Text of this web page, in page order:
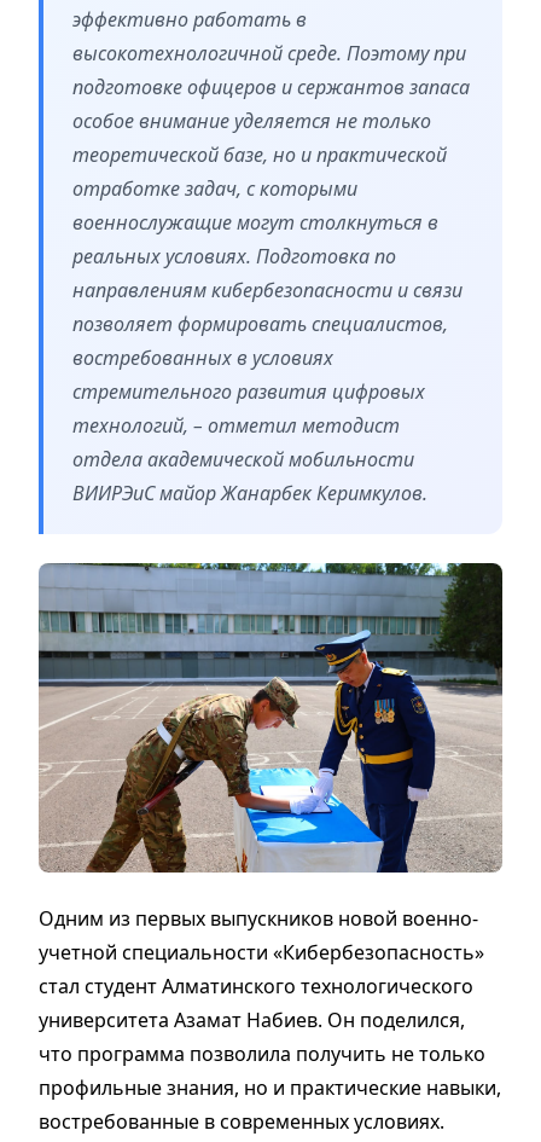
эффективно работать в
высокотехнологичной среде. Поэтому при
подготовке офицеров и сержантов запаса
особое внимание уделяется не только
теоретической базе, но и практической
отработке задач, с которыми
военнослужащие могут столкнуться в
реальных условиях. Подготовка по
направлениям кибербезопасности и связи
позволяет формировать специалистов,
востребованных в условиях
стремительного развития цифровых
технологий, – отметил методист
отдела академической мобильности
ВИИРЭиС майор Жанарбек Керимкулов.
Одним из первых выпускников новой военно-
учетной специальности «Кибербезопасность»
стал студент Алматинского технологического
университета Азамат Набиев. Он поделился,
что программа позволила получить не только
профильные знания, но и практические навыки,
востребованные в современных условиях.